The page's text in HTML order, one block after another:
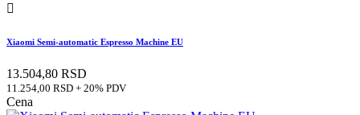

Xiaomi Semi-automatic Espresso Machine EU
13.504,80 RSD
11.254,00 RSD + 20% PDV
Cena